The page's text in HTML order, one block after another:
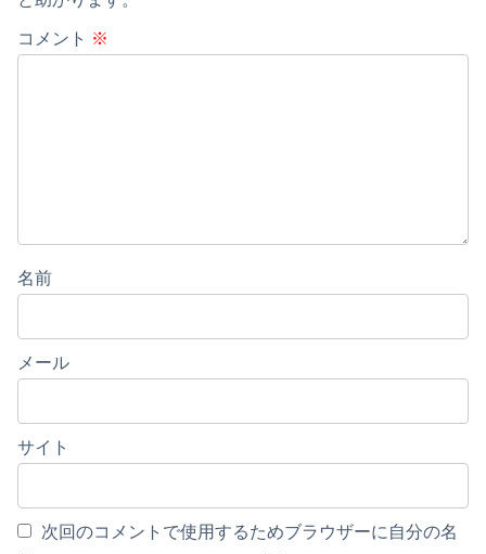
コメント ※
名前
メール
サイト
次回のコメントで使用するためブラウザーに自分の名